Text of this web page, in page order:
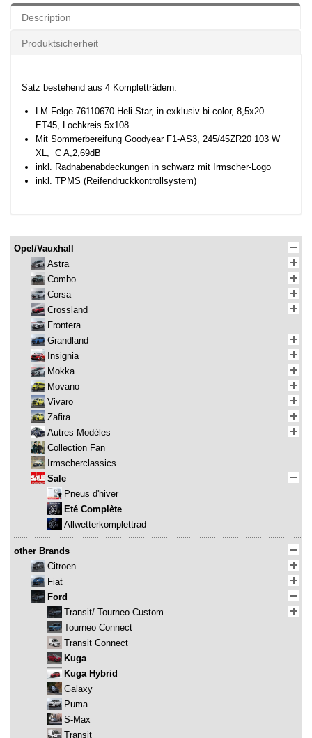
Description
Produktsicherheit
Satz bestehend aus 4 Kompletträdern:
LM-Felge 76110670 Heli Star, in exklusiv bi-color, 8,5x20
ET45, Lochkreis 5x108
Mit Sommerbereifung Goodyear F1-AS3, 245/45ZR20 103 W
XL, C A,2,69dB
inkl. Radnabenabdeckungen in schwarz mit Irmscher-Logo
inkl. TPMS (Reifendruckkontrollsystem)
Opel/Vauxhall
Astra
Combo
Corsa
Crossland
Frontera
Grandland
Insignia
Mokka
Movano
Vivaro
Zafira
Autres Modèles
Collection Fan
Irmscherclassics
Sale
Pneus d'hiver
Eté Complète
Allwetterkomplettrad
other Brands
Citroen
Fiat
Ford
Transit/ Tourneo Custom
Tourneo Connect
Transit Connect
Kuga
Kuga Hybrid
Galaxy
Puma
S-Max
Transit